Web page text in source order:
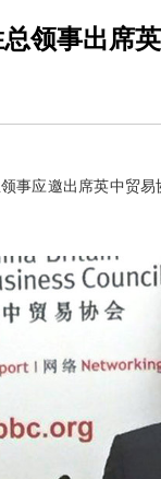
领事出席
事应邀出席英中贸